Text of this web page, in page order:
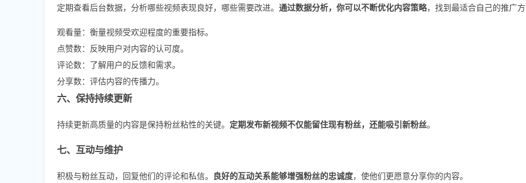
定期查看后台数据，分析哪些视频表现良好，哪些需要改进。 通过数据分析，你可以不断优化内容策略，找到最适合自己的推广
观看量：衡量视频受欢迎程度的重要指标。
点赞数：反映用户对内容的认可度。
评论数：了解用户的反馈和需求。
分享数：评估内容的传播力。
六、保持持续更新
持续更新高质量的内容是保持粉丝粘性的关键。 定期发布新视频不仅能留住现有粉丝，还能吸引新粉丝。
七、互动与维护
积极与粉丝互动，回复他们的评论和私信。 良好的互动关系能够增强粉丝的忠诚度，使他们更愿意分享你的内容。